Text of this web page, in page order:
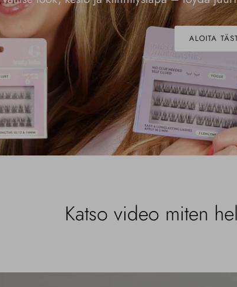
ALOITA
Katso video miten